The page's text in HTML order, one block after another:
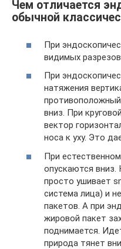
Чем отличается
обычной
При
видимых
При
натяжения
вниз. При
вектор
носа к уху. Это
При
опускаются вниз.
просто ушивает
система лица) и
пакетов. А при
жировой пакет
поднимается.
природа тянет